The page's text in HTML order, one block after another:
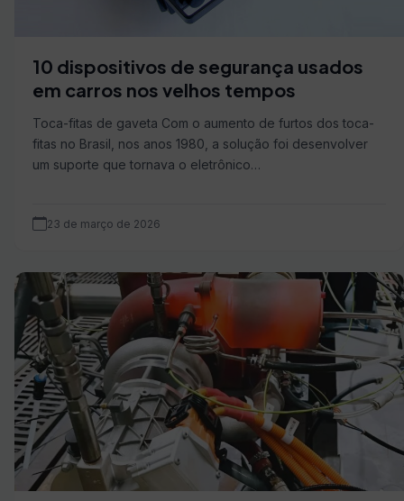
10 dispositivos de segurança usados
em carros nos velhos tempos
Toca-fitas de gaveta Com o aumento de furtos dos toca-
fitas no Brasil, nos anos 1980, a solução foi desenvolver
um suporte que tornava o eletrônico…
23 de março de 2026